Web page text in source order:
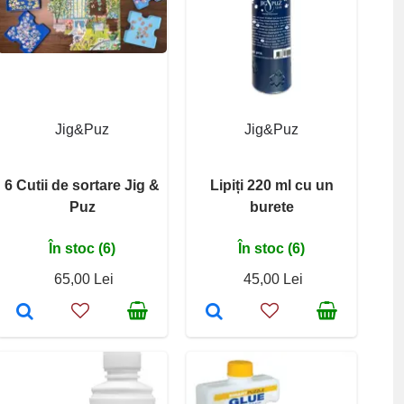
Jig&Puz
6 Cutii de sortare Jig &
Puz
În stoc (6)
65,00 Lei
Jig&Puz
Lipiți 220 ml cu un
burete
În stoc (6)
45,00 Lei